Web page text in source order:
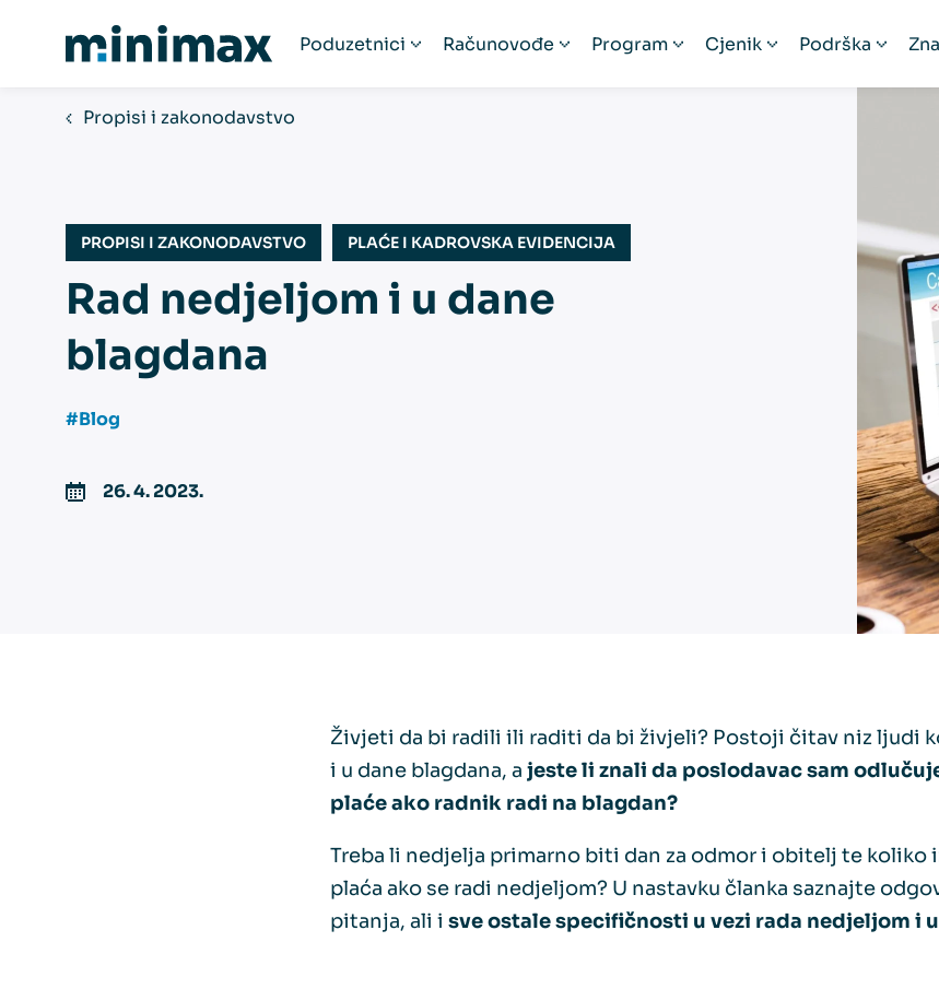
Poduzetnici
Obrtnici
Udruge
Računovođe Program Cjenik Podrška
Propisi i zakonodavstvo
PROPISI I ZAKONODAVSTVO PLAĆE I KADROVSKA EVIDENCIJA
Rad nedjeljom i u dane
blagdana
#Blog
26. 4. 2023.
Živjeti da bi radili ili raditi da bi živjeli? Postoji čitav niz ljudi
i u dane blagdana, a jeste li znali da poslodavac sam
plaće ako radnik radi na blagdan?
Treba li nedjelja primarno biti dan za odmor i obitelj te koliko
plaća ako se radi nedjeljom? U nastavku članka saznajte
pitanja, ali i sve ostale specifičnosti u vezi rada nedjeljom i